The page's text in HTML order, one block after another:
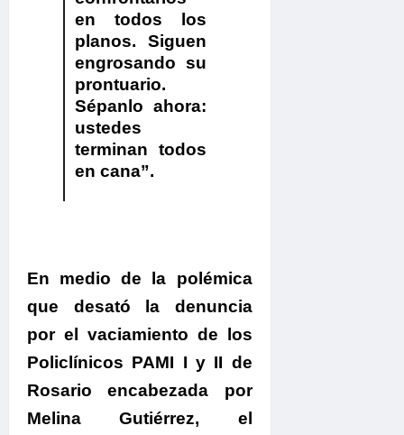
en todos los
planos. Siguen
engrosando su
prontuario.
Sépanlo ahora:
ustedes
terminan todos
en cana”.
En medio de la polémica
que desató la denuncia
por el vaciamiento de los
Policlínicos PAMI I y II de
Rosario encabezada por
Melina Gutiérrez, el